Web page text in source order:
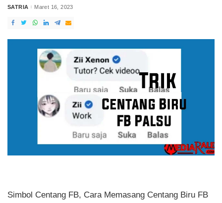
Posted
SATRIA Maret 16, 2023
Simbol Centang FB, Cara Memasang Centang Biru FB